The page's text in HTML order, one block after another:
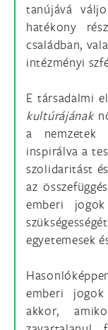
tanújává
hatékony
családban,
intézményi
E társadalmi
kultúrájának
a nemzetek
inspirálva a
szolidaritást
az
emberi
egyetemesek
emberi
akkor,